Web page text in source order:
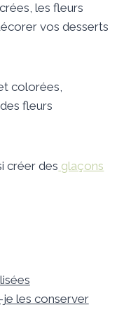
les fleurs
vos desserts
colorées,
fleurs
créer des glaçons
les conserver